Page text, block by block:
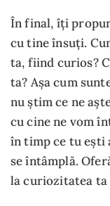
În final, îți
cu tine însuți.
ta, fiind curios?
ta? Așa cum
nu știm ce ne
cu cine ne vom
în timp ce tu ești
se întâmplă.
la curiozitatea